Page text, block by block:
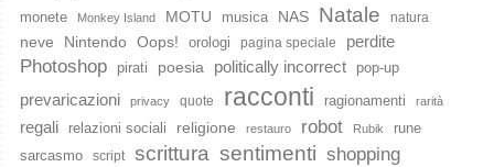
monete Monkey Island MOTU musica NAS Natale natura
neve Nintendo Oops! orologi pagina speciale perdite
Photoshop pirati poesia politically incorrect pop-up
prevaricazioni privacy quote racconti ragionamenti rarità
regali relazioni sociali religione restauro robot Rubik
rune
sarcasmo
script scrittura sentimenti shopping